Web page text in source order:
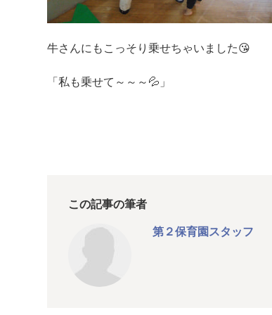
牛さんにもこっそり乗せちゃいました😘
「私も乗せて～～～💦」
この記事の筆者
第２保育園スタッフ